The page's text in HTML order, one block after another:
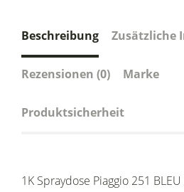
Beschreibung Zusätzliche
Rezensionen (0) Marke
Produktsicherheit
1K Spraydose Piaggio 251 BLEU